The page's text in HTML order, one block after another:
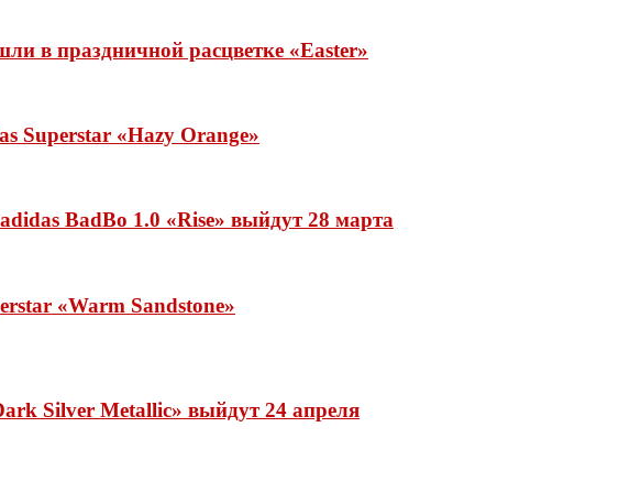
в праздничной расцветке «Easter»
Superstar «Hazy Orange»
BadBo 1.0 «Rise» выйдут 28 марта
«Warm Sandstone»
Silver Metallic» выйдут 24 апреля